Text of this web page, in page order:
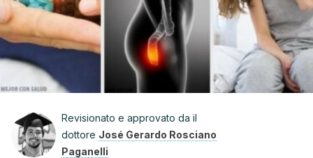
Revisionato e approvato da il
dottore José Gerardo Rosciano
Paganelli